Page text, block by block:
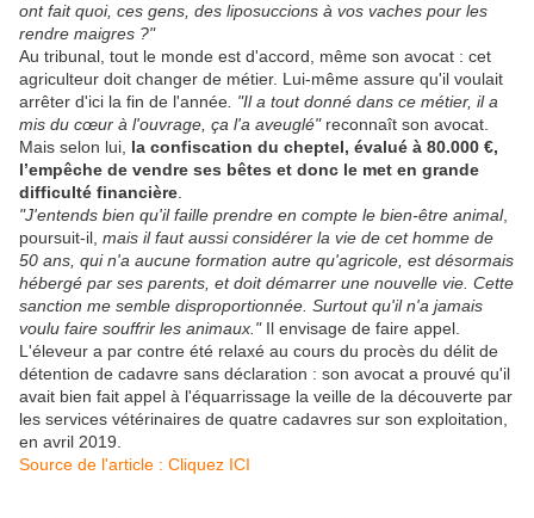
ont fait quoi, ces gens, des liposuccions à vos vaches pour les
rendre maigres ?"
Au tribunal, tout le monde est d'accord, même son avocat : cet
agriculteur doit changer de métier. Lui-même assure qu'il voulait
arrêter d'ici la fin de l'année . "Il a tout donné dans ce métier, il a
mis du cœur à l'ouvrage, ça l'a aveuglé"reconnaît son avocat.
Mais selon lui, la confiscation du cheptel, évalué à 80.000 €,
l’empêche de vendre ses bêtes et donc le met en grande
difficulté financière
"J'entends bien qu'il faille prendre en compte le bien-être animal,
poursuit-il, mais il faut aussi considérer la vie de cet homme de
50 ans, qui n'a aucune formation autre qu'agricole, est désormais
hébergé par ses parents, et doit démarrer une nouvelle vie. Cette
sanction me semble disproportionnée. Surtout qu'il n'a jamais
voulu faire souffrir les animaux."Il envisage de faire appel.
L'éleveur a par contre été relaxé au cours du procès du délit de
détention de cadavre sans déclaration : son avocat a prouvé qu'il
avait bien fait appel à l'équarrissage la veille de la découverte par
les services vétérinaires de quatre cadavres sur son exploitation,
en avril 2019.
Source de l'article : Cliquez ICI